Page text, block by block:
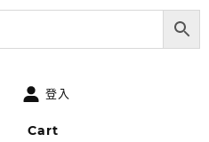
登入
Cart